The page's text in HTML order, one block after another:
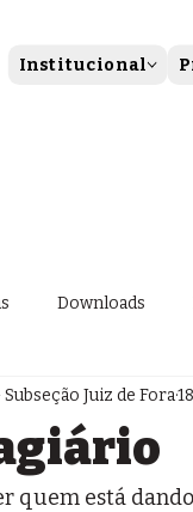
Institucional
Downloads
Juiz de Fora
quem está